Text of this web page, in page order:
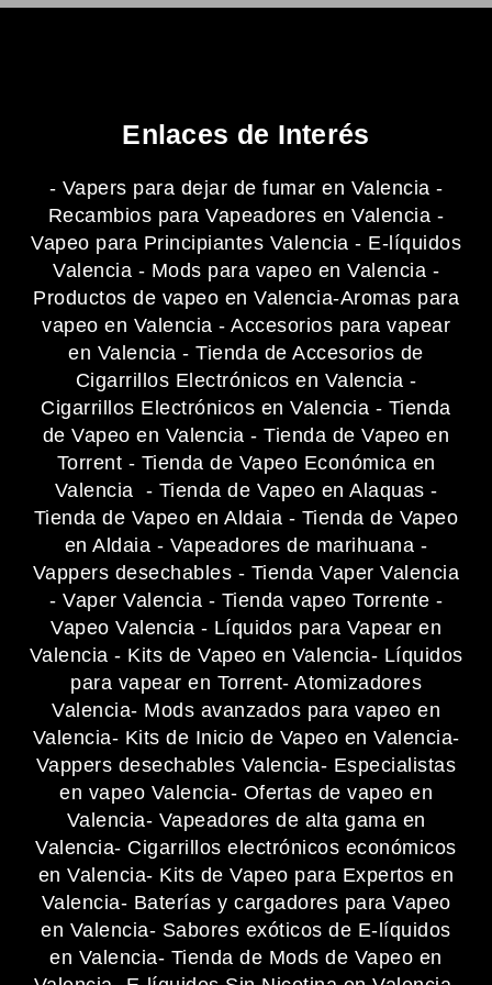
l
Enlaces de Interés
- Vapers para dejar de fumar en Valencia -
Recambios para Vapeadores en Valencia -
Vapeo para Principiantes Valencia - E-líquidos
Valencia - Mods para vapeo en Valencia -
Productos de vapeo en Valencia-Aromas para
vapeo en Valencia - Accesorios para vapear
en Valencia -Tienda de Accesorios de
Cigarrillos Electrónicos en Valencia -
Cigarrillos Electrónicos en Valencia - Tienda
de Vapeo en Valencia -Tienda de Vapeo en
Torrent - Tienda de Vapeo Económica en
Valencia - Tienda de Vapeo en Alaquas -
Tienda de Vapeo en Aldaia - Tienda de Vapeo
en Aldaia - Vapeadores de marihuana -
Vappers desechables - Tienda Vaper Valencia
- Vaper Valencia - Tienda vapeo Torrente -
Vapeo Valencia - Líquidos para Vapear en
Valencia - Kits de Vapeo en Valencia- Líquidos
para vapear en Torrent- Atomizadores
Valencia- Mods avanzados para vapeo en
Valencia- Kits de Inicio de Vapeo en Valencia-
Vappers desechables Valencia- Especialistas
en vapeo Valencia- Ofertas de vapeo en
Valencia- Vapeadores de alta gama en
Valencia- Cigarrillos electrónicos económicos
en Valencia- Kits de Vapeo para Expertos en
Valencia- Baterías y cargadores para Vapeo
en Valencia- Sabores exóticos de E-líquidos
en Valencia- Tienda de Mods de Vapeo en